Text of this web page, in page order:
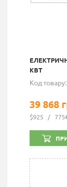
КВТ
Код
39 868
$925 /